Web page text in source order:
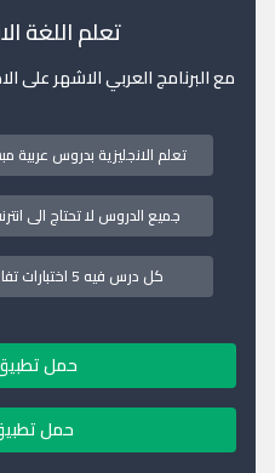
تعلم اللغة
مع البرنامج العربي الاشهر على الاطلاق
تعلم الانجليزية بدروس
جميع الدروس لا تحتاج الى
كل درس فيه 5 اختبارات تفاعلية لتحسين اللفظ والنطق
حمل تطبيق
حمل